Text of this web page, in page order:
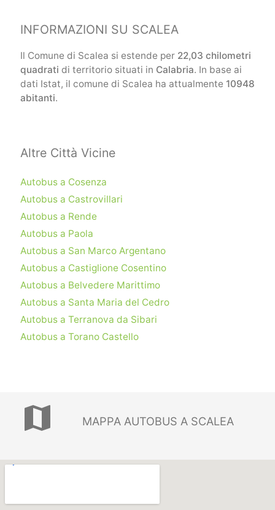
INFORMAZIONI SU SCALEA
Il Comune di Scalea si estende per 22,03 chilometri
quadrati di territorio situati in Calabria. In base ai
dati Istat, il comune di Scalea ha attualmente 10948
abitanti.
Altre Città Vicine
Autobus a Cosenza
Autobus a Castrovillari
Autobus a Rende
Autobus a Paola
Autobus a San Marco Argentano
Autobus a Castiglione Cosentino
Autobus a Belvedere Marittimo
Autobus a Santa Maria del Cedro
Autobus a Terranova da Sibari
Autobus a Torano Castello
map MAPPA AUTOBUS A SCALEA